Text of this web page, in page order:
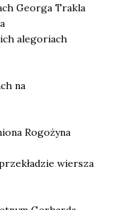
Georga Trakla
alegoriach
na
Rogożyna
wiersza